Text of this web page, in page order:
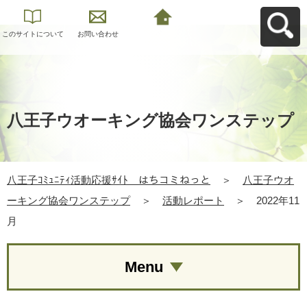
このサイトについて お問い合わせ
八王子ウオーキング協会ワンステップ
八王子ｺﾐｭﾆﾃｨ活動応援ｻｲﾄ はちコミねっと ＞
八王子ウオ
ーキング協会ワンステップ
＞ 活動レポート ＞
2022年11
月
Menu